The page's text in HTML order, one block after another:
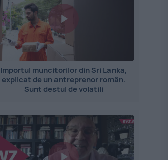
Importul muncitorilor din Sri Lanka,
explicat de un antreprenor român.
Sunt destul de volatili